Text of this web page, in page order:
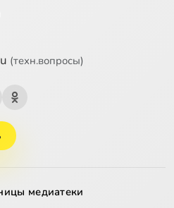
(техн.вопросы)
медиатеки